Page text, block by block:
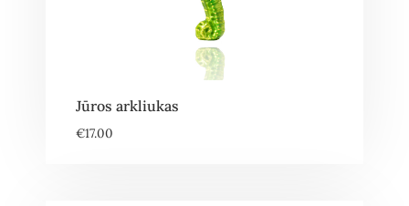
Jūros arkliukas
€17.00